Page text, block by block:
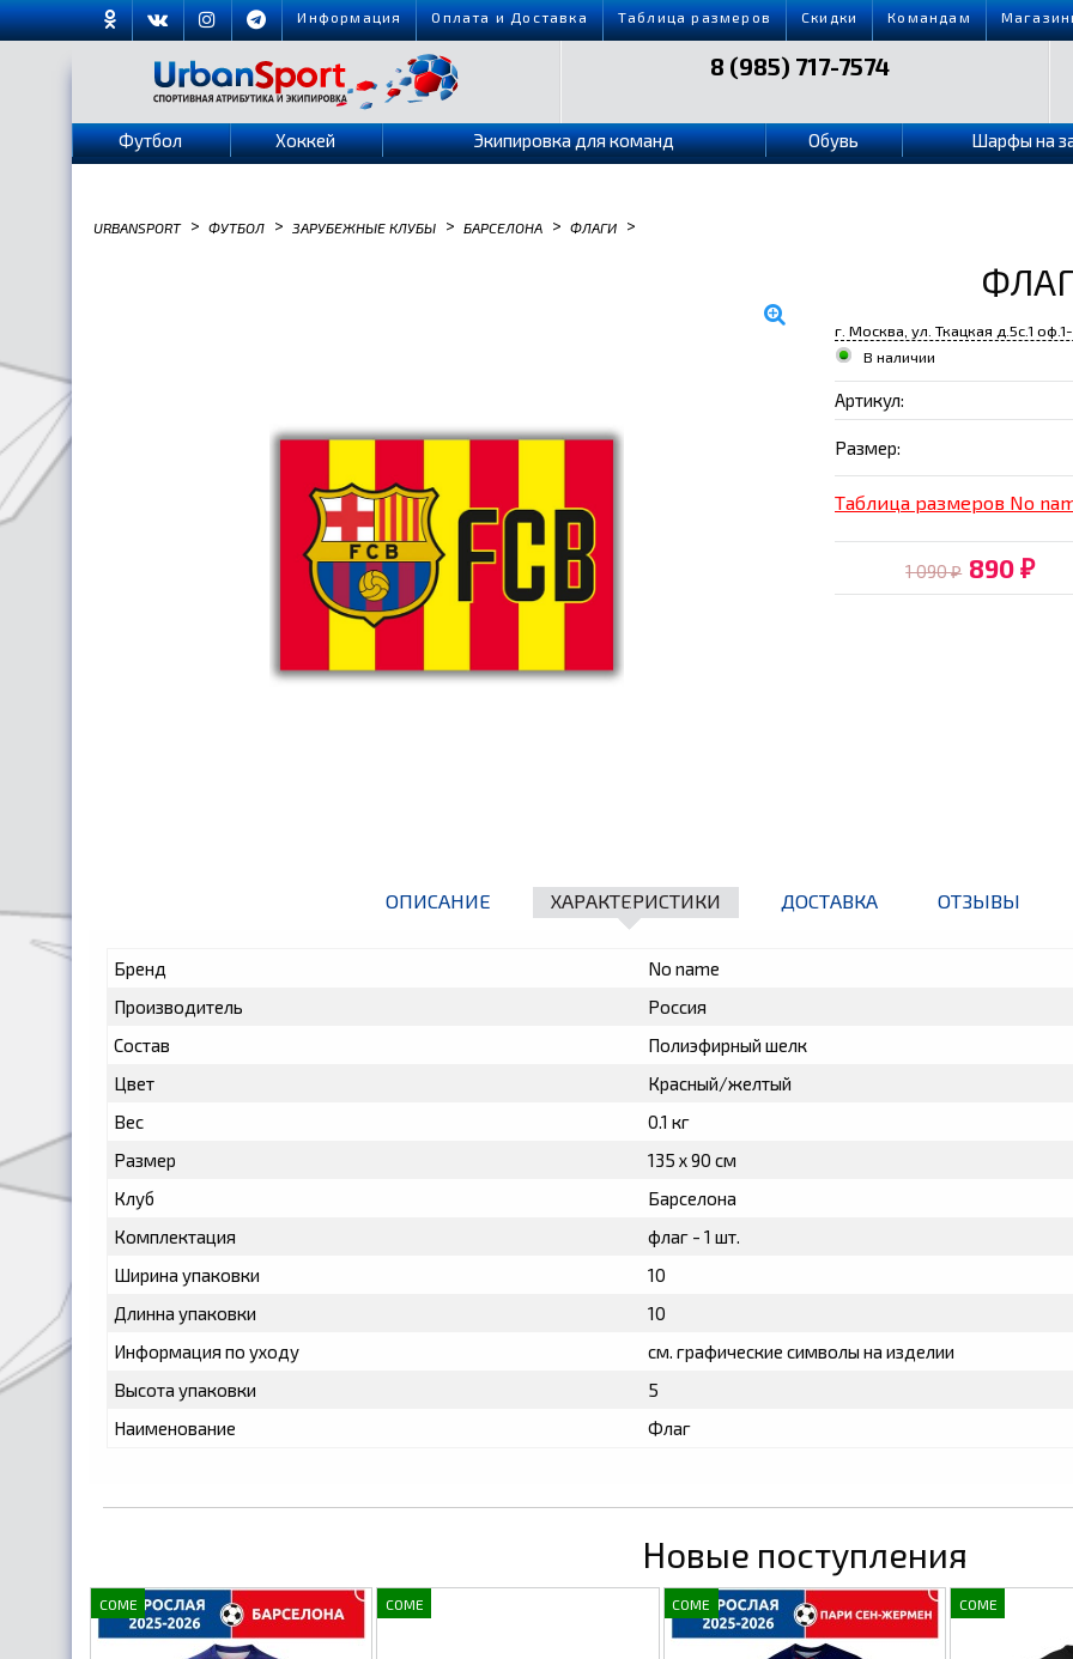
Информация Оплата и Доставка Таблица размеров Скидки Командам
8 (985) 717-7574
Футбол Хоккей Экипировка для команд Обувь Шарфы на
URBANSPORT > ФУТБОЛ > ЗАРУБЕЖНЫЕ КЛУБЫ > БАРСЕЛОНА > ФЛАГИ >
г. Москва, ул. Ткацкая д.5с.1
В наличии
Артикул:
Размер:
Таблица размеров No
1 090₽ 890₽
ОПИСАНИЕ ХАРАКТЕРИСТИКИ ДОСТАВКА ОТЗЫВЫ
Бренд
No name
Производитель
Россия
Состав
Полиэфирный шелк
Цвет
Красный/желтый
Вес
0.1 кг
Размер
135 х 90 см
Клуб
Барселона
Комплектация
флаг - 1 шт.
Ширина упаковки
10
Длинна упаковки
10
Информация по уходу
см. графические символы на изделии
Высота упаковки
5
Наименование
Флаг
Новые поступления
COME COME COME COME